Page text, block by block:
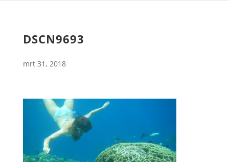
DSCN9693
mrt 31, 2018